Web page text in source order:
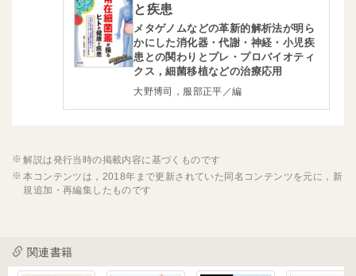
と疾患
メタゲノムなどの革新的解析法が明ら
かにした消化器・代謝・神経・小児疾
患との関わりとプレ・プロバイオティ
クス，細菌移植などの治療応用
大野博司，服部正平／編
解説は発行当時の掲載内容に基づくものです
本コンテンツは，2018年まで更新されていた同名コンテンツを元に，新
規追加・再編集したものです
関連書籍